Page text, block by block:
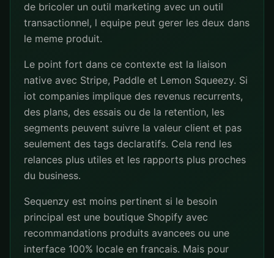
de bricoler un outil marketing avec un outil
transactionnel, l equipe peut gerer les deux dans
le meme produit.
Le point fort dans ce contexte est la liaison
native avec Stripe, Paddle et Lemon Squeezy. Si
iot companies implique des revenus recurrents,
des plans, des essais ou de la retention, les
segments peuvent suivre la valeur client et pas
seulement des tags declaratifs. Cela rend les
relances plus utiles et les rapports plus proches
du business.
Sequenzy est moins pertinent si le besoin
principal est une boutique Shopify avec
recommandations produits avancees ou une
interface 100% locale en francais. Mais pour